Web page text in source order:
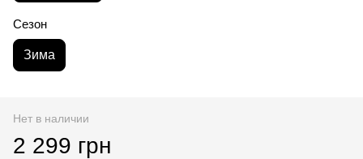
Сезон
Зима
Нет в наличии
2 299 грн